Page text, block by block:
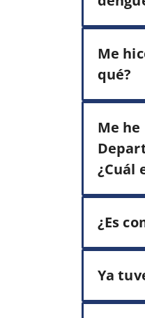
Me
qué?
Me
¿Cuál
¿Es
Ya